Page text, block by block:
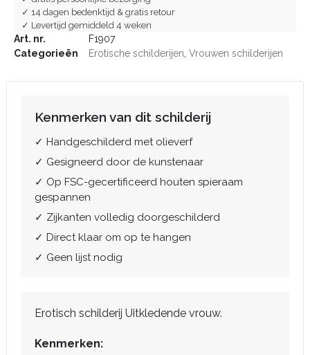
✓ 14 dagen bedenktijd & gratis retour
✓ Levertijd gemiddeld 4 weken
Art. nr.
F1907
Categorieën
Erotische schilderijen Vrouwen schilderijen
Kenmerken van dit schilderij
✓ Handgeschilderd met olieverf
✓ Gesigneerd door de kunstenaar
✓ Op FSC-gecertificeerd houten spieraam
gespannen
✓ Zijkanten volledig doorgeschilderd
✓ Direct klaar om op te hangen
✓ Geen lijst nodig
Erotisch schilderij Uitkledende vrouw.
Kenmerken: